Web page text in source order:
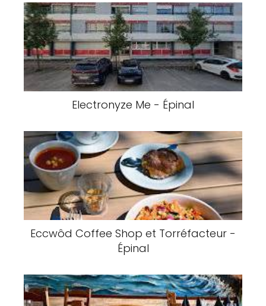
Electronyze Me - Épinal
Eccwôd Coffee Shop et Torréfacteur -
Épinal